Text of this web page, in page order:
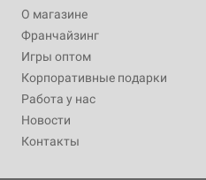
О магазине
Франчайзинг
Игры оптом
Корпоративные подарки
Работа у нас
Новости
Контакты